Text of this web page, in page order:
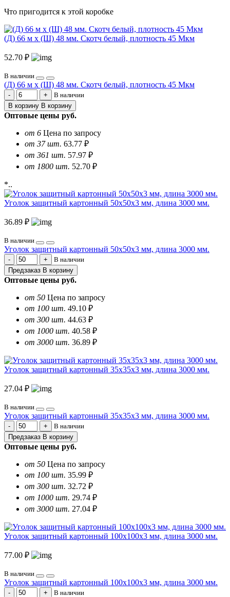
Что пригодится к этой коробке
(Д) 66 м х (Ш) 48 мм. Скотч белый, плотность 45 Мкм
52.70 ₽
В наличии
(Д) 66 м х (Ш) 48 мм. Скотч белый, плотность 45 Мкм
В наличии
В корзину В корзину
Оптовые цены руб.
от 6 Цена по запросу
от 37 шт. 63.77 ₽
от 361 шт. 57.97 ₽
от 1800 шт. 52.70 ₽
*..
Уголок защитный картонный 50х50х3 мм, длина 3000 мм.
36.89 ₽
В наличии
Уголок защитный картонный 50х50х3 мм, длина 3000 мм.
В наличии
Предзаказ В корзину
Оптовые цены руб.
от 50 Цена по запросу
от 100 шт. 49.10 ₽
от 300 шт. 44.63 ₽
от 1000 шт. 40.58 ₽
от 3000 шт. 36.89 ₽
Уголок защитный картонный 35х35х3 мм, длина 3000 мм.
27.04 ₽
В наличии
Уголок защитный картонный 35х35х3 мм, длина 3000 мм.
В наличии
Предзаказ В корзину
Оптовые цены руб.
от 50 Цена по запросу
от 100 шт. 35.99 ₽
от 300 шт. 32.72 ₽
от 1000 шт. 29.74 ₽
от 3000 шт. 27.04 ₽
Уголок защитный картонный 100х100х3 мм, длина 3000 мм.
77.00 ₽
В наличии
Уголок защитный картонный 100х100х3 мм, длина 3000 мм.
В наличии